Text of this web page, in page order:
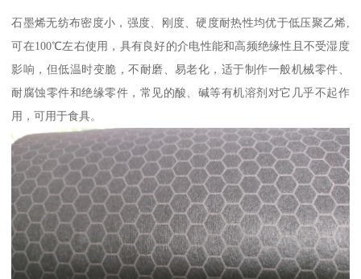
石墨烯无纺布密度小，强度、刚度、硬度耐热性均优于低压聚乙烯,
可在100℃左右使用，具有良好的介电性能和高频绝缘性且不受湿度
影响，但低温时变脆，不耐磨、易老化，适于制作一般机械零件、
耐腐蚀零件和绝缘零件，常见的酸、碱等有机溶剂对它几乎不起作
用，可用于食具。